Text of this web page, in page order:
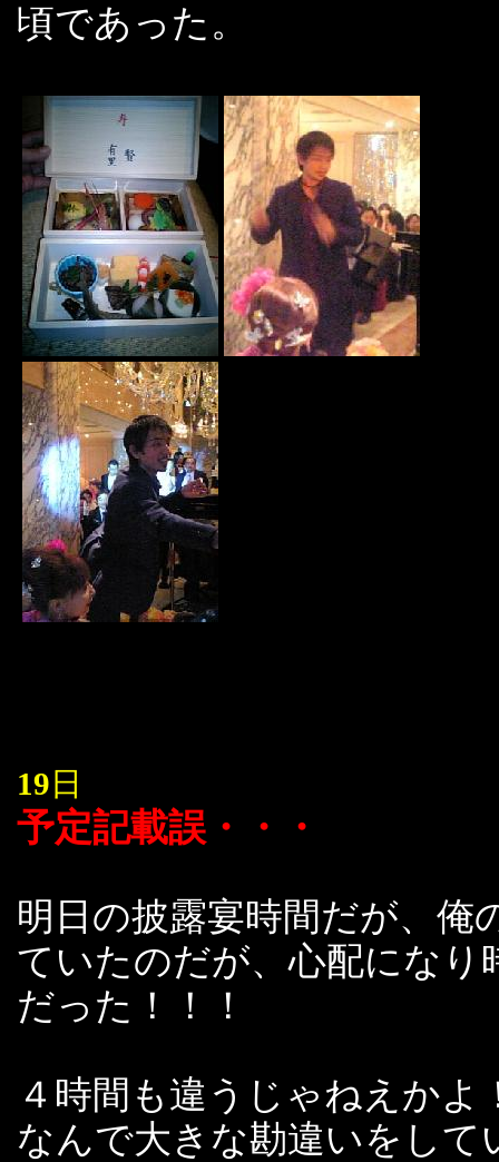
頃であった。
19 日
予定記載誤・・・
明日の披露宴時間だが、俺
ていたのだが、心配になり
だった！！！
４時間も違うじゃねえかよ
なんで大きな勘違いをして